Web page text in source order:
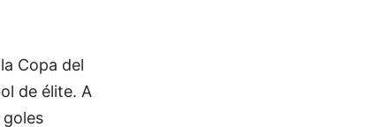
Copa del
de élite. A